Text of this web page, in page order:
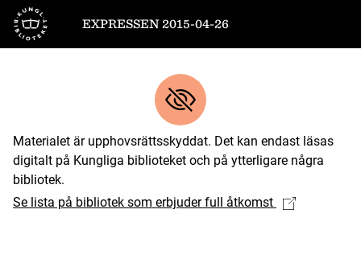
Till startsidan
EXPRESSEN 2015-04-26
Materialet är upphovsrättsskyddat. Det kan endast läsas
digitalt på Kungliga biblioteket och på ytterligare några
bibliotek.
Se lista på bibliotek som erbjuder full åtkomst